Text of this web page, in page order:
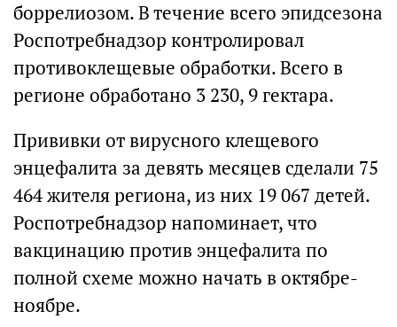
боррелиозом. В течение всего эпидсезона
Роспотребнадзор контролировал
противоклещевые обработки. Всего в
регионе обработано 3 230, 9 гектара.
Прививки от вирусного клещевого
энцефалита за девять месяцев сделали 75
464 жителя региона, из них 19 067 детей.
Роспотребнадзор напоминает, что
вакцинацию против энцефалита по
полной схеме можно начать в октябре-
ноябре.